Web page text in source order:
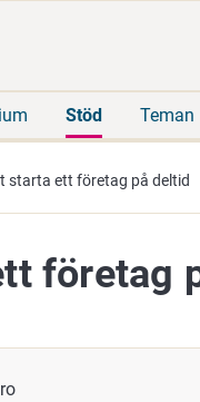
Stöd Teman
starta ett företag på deltid
företag